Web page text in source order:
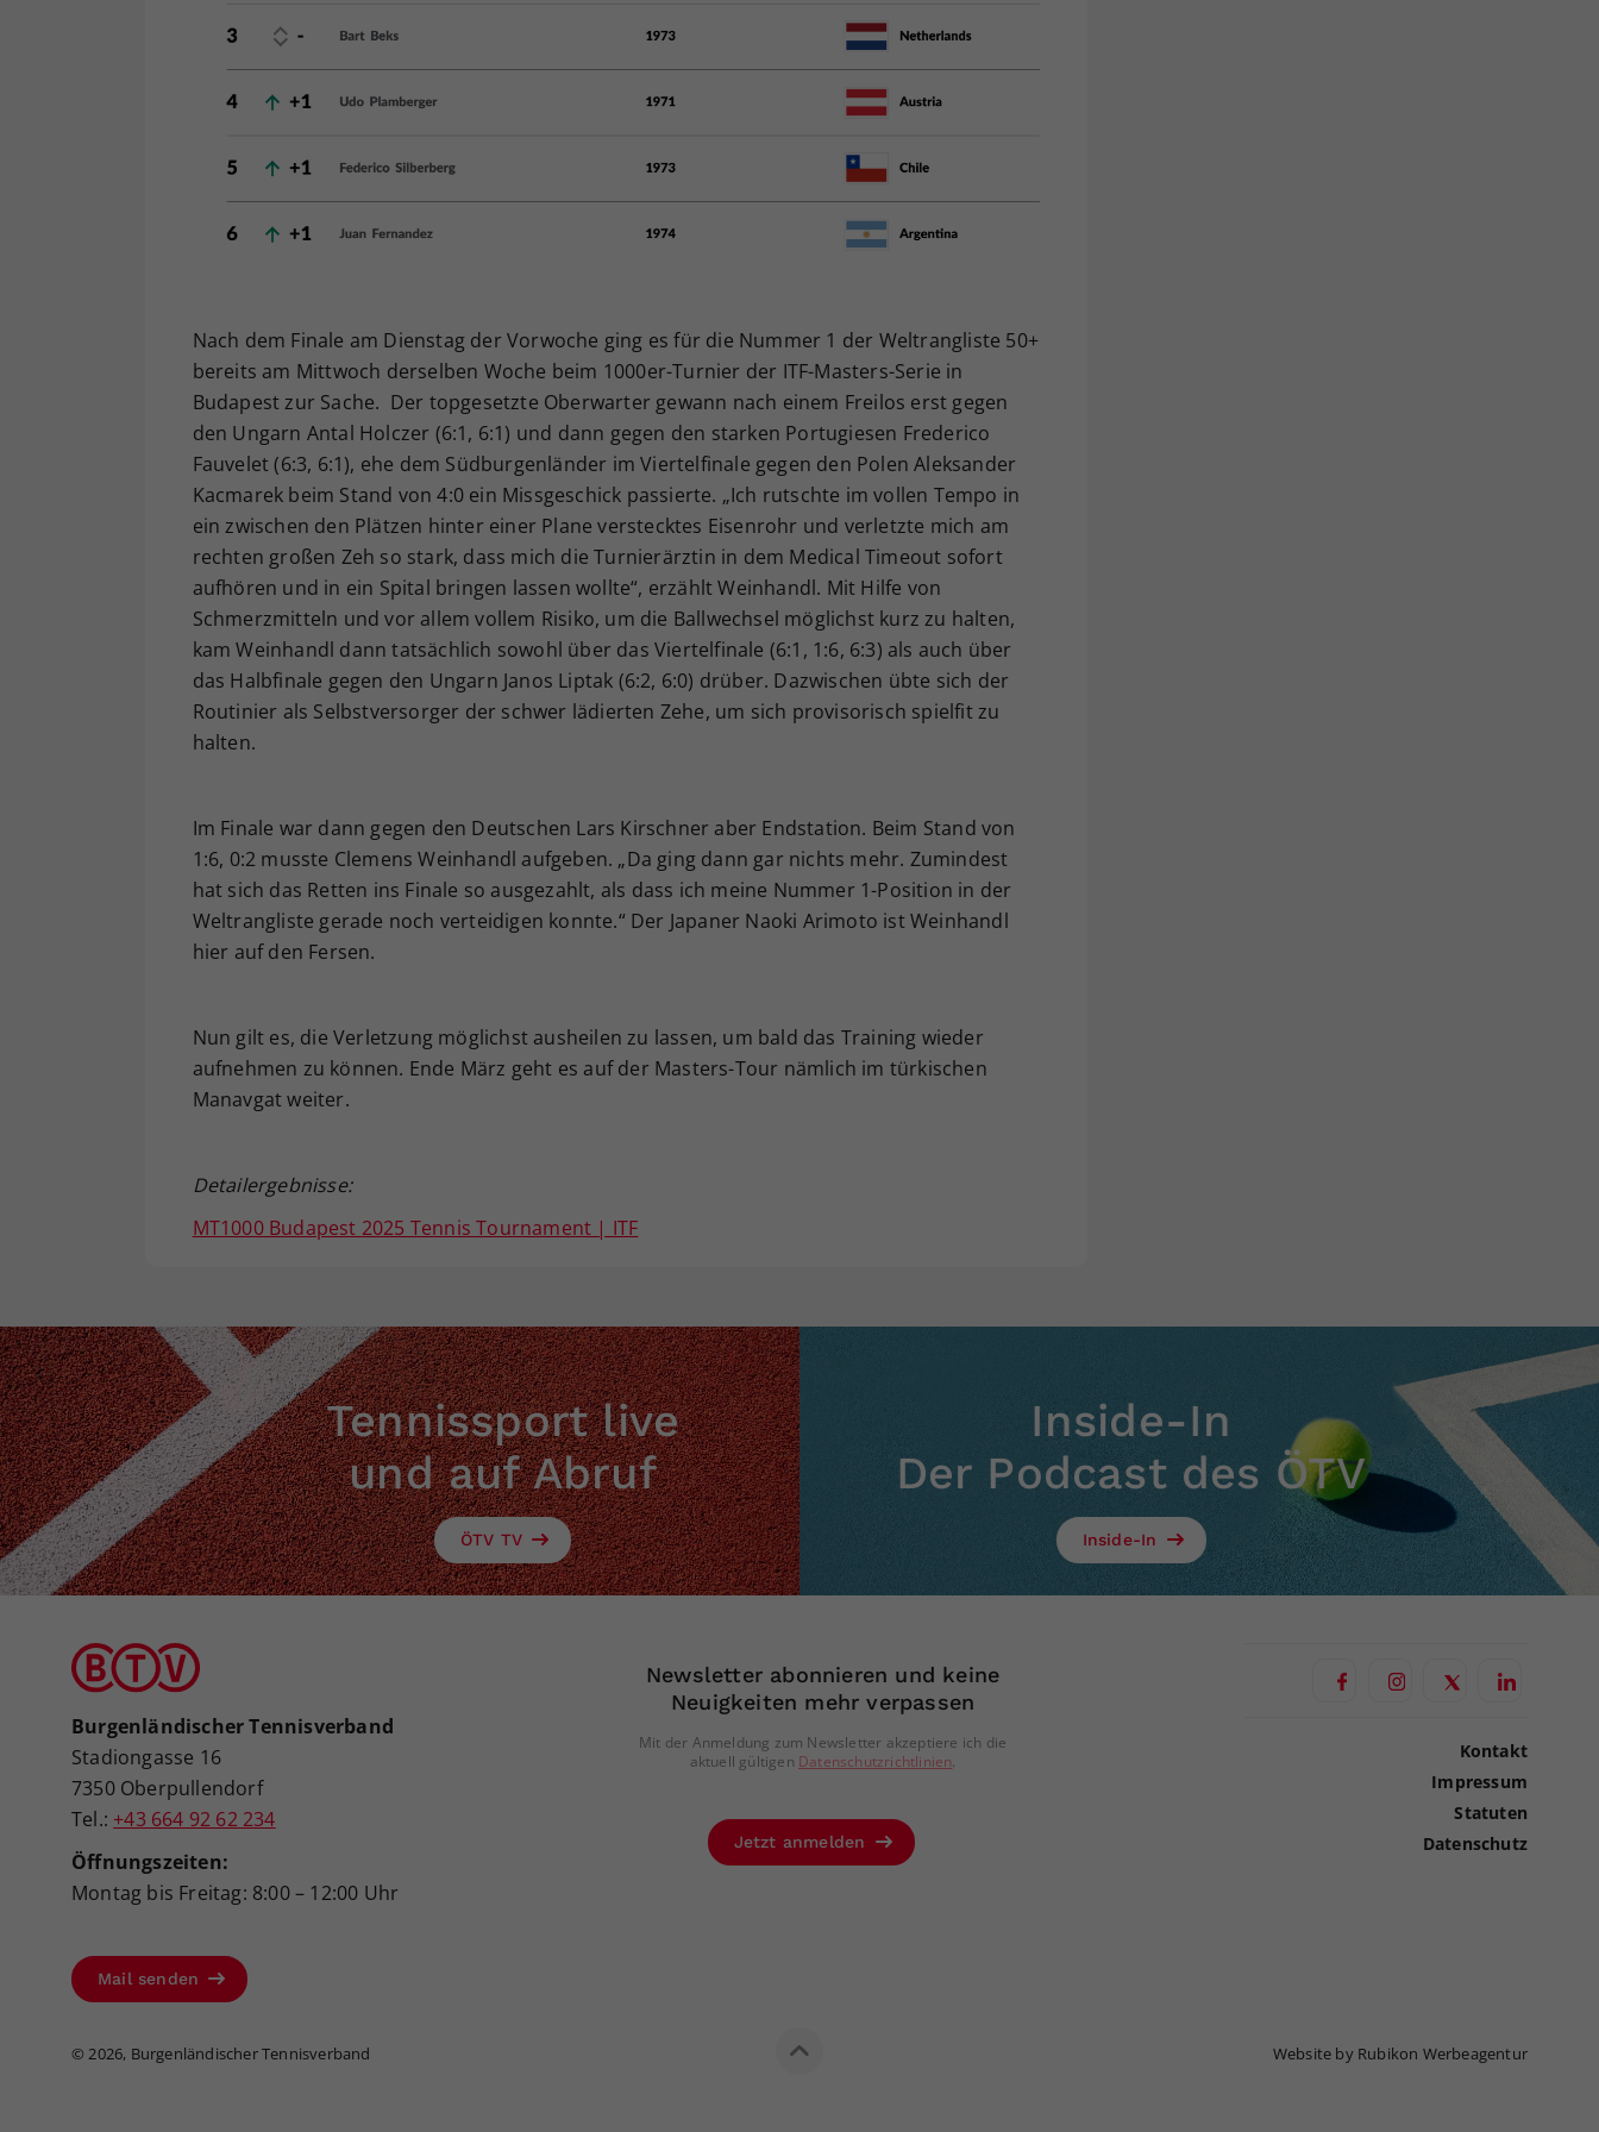
Nach dem Finale am Dienstag der Vorwoche ging es für die Nummer 1 der Weltrangliste 50+
bereits am Mittwoch derselben Woche beim 1000er-Turnier der ITF-Masters-Serie in
Budapest zur Sache. Der topgesetzte Oberwarter gewann nach einem Freilos erst gegen
den Ungarn Antal Holczer (6:1, 6:1) und dann gegen den starken Portugiesen Frederico
Fauvelet (6:3, 6:1), ehe dem Südburgenländer im Viertelfinale gegen den Polen Aleksander
Kacmarek beim Stand von 4:0 ein Missgeschick passierte. „Ich rutschte im vollen Tempo in
ein zwischen den Plätzen hinter einer Plane verstecktes Eisenrohr und verletzte mich am
rechten großen Zeh so stark, dass mich die Turnierärztin in dem Medical Timeout sofort
aufhören und in ein Spital bringen lassen wollte“, erzählt Weinhandl. Mit Hilfe von
Schmerzmitteln und vor allem vollem Risiko, um die Ballwechsel möglichst kurz zu halten,
kam Weinhandl dann tatsächlich sowohl über das Viertelfinale (6:1, 1:6, 6:3) als auch über
das Halbfinale gegen den Ungarn Janos Liptak (6:2, 6:0) drüber. Dazwischen übte sich der
Routinier als Selbstversorger der schwer lädierten Zehe, um sich provisorisch spielfit zu
halten.
Im Finale war dann gegen den Deutschen Lars Kirschner aber Endstation. Beim Stand von
1:6, 0:2 musste Clemens Weinhandl aufgeben. „Da ging dann gar nichts mehr. Zumindest
hat sich das Retten ins Finale so ausgezahlt, als dass ich meine Nummer 1-Position in der
Weltrangliste gerade noch verteidigen konnte.“ Der Japaner Naoki Arimoto ist Weinhandl
hier auf den Fersen.
Nun gilt es, die Verletzung möglichst ausheilen zu lassen, um bald das Training wieder
aufnehmen zu können. Ende März geht es auf der Masters-Tour nämlich im türkischen
Manavgat weiter.
Detailergebnisse:
MT1000 Budapest 2025 Tennis Tournament | ITF
Tennissport live
und auf Abruf
ÖTV TV
Inside-In
Der Podcast des ÖTV
Inside-In
Burgenländischer Tennisverband
Stadiongasse 16
7350 Oberpullendorf
Tel.: +43 664 92 62 234
Öffnungszeiten:
Montag bis Freitag: 8:00 – 12:00 Uhr
Mail senden
Newsletter abonnieren und keine
Neuigkeiten mehr verpassen
Mit der Anmeldung zum Newsletter akzeptiere ich die
aktuell gültigen Datenschutzrichtlinien.
Jetzt anmelden
Kontakt
Impressum
Statuten
Datenschutz
©2026, Burgenländischer Tennisverband Website by Rubikon Werbeagentur
Ihrer vorgenommen Einstellungen, falls der
Webseiten-Betreiber dies eingestellt hat.